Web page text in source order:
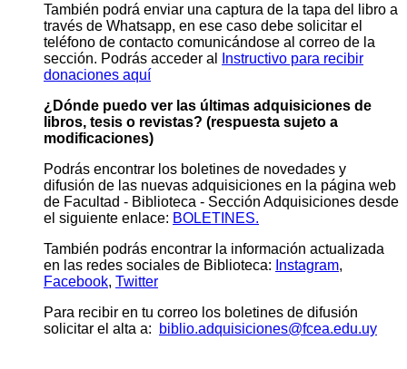
También podrá enviar una captura de la tapa del libro a
través de Whatsapp, en ese caso debe solicitar el
teléfono de contacto comunicándose al correo de la
sección. Podrás acceder al
Instructivo para recibir
donaciones aquí
¿Dónde puedo ver las últimas adquisiciones de
libros, tesis o revistas? (respuesta sujeto a
modificaciones)
Podrás encontrar los boletines de novedades y
difusión de las nuevas adquisiciones en la página web
de Facultad - Biblioteca - Sección Adquisiciones desde
el siguiente enlace: BOLETINES.
También podrás encontrar la información actualizada
en las redes sociales de Biblioteca: Instagram,
Facebook, Twitter
Para recibir en tu correo los boletines de difusión
solicitar el alta a:
biblio.adquisiciones@fcea.edu.uy